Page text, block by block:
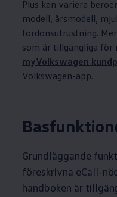
Plus kan variera
modell, årsmodell,
fordonsutrustning.
som är tillgängliga för
myVolkswagen
Volkswagen-app.
Grundläggande
föreskrivna eCall-
handboken är